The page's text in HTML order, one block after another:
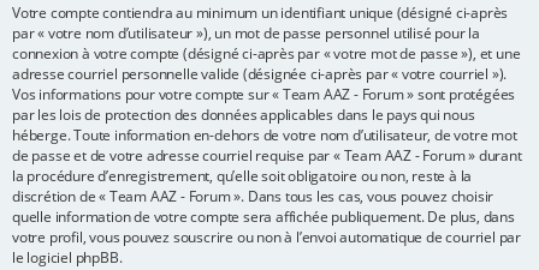
Votre compte contiendra au minimum un identifiant unique (désigné ci-après
par « votre nom d’utilisateur »), un mot de passe personnel utilisé pour la
connexion à votre compte (désigné ci-après par « votre mot de passe »), et une
adresse courriel personnelle valide (désignée ci-après par « votre courriel »).
Vos informations pour votre compte sur « Team AAZ - Forum » sont protégées
par les lois de protection des données applicables dans le pays qui nous
héberge. Toute information en-dehors de votre nom d’utilisateur, de votre mot
de passe et de votre adresse courriel requise par « Team AAZ - Forum » durant
la procédure d’enregistrement, qu’elle soit obligatoire ou non, reste à la
discrétion de « Team AAZ - Forum ». Dans tous les cas, vous pouvez choisir
quelle information de votre compte sera affichée publiquement. De plus, dans
votre profil, vous pouvez souscrire ou non à l’envoi automatique de courriel par
le logiciel phpBB.